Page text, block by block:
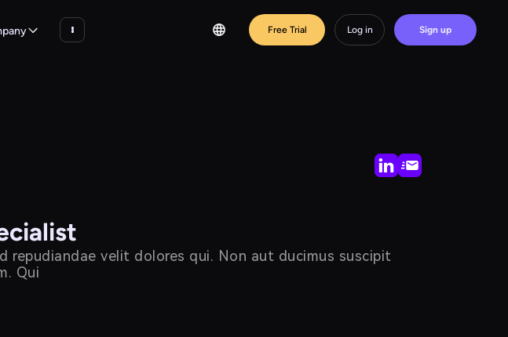
Free Trial Log in Sign up
repudiandae velit dolores qui. Non aut ducimus suscipit
Qui